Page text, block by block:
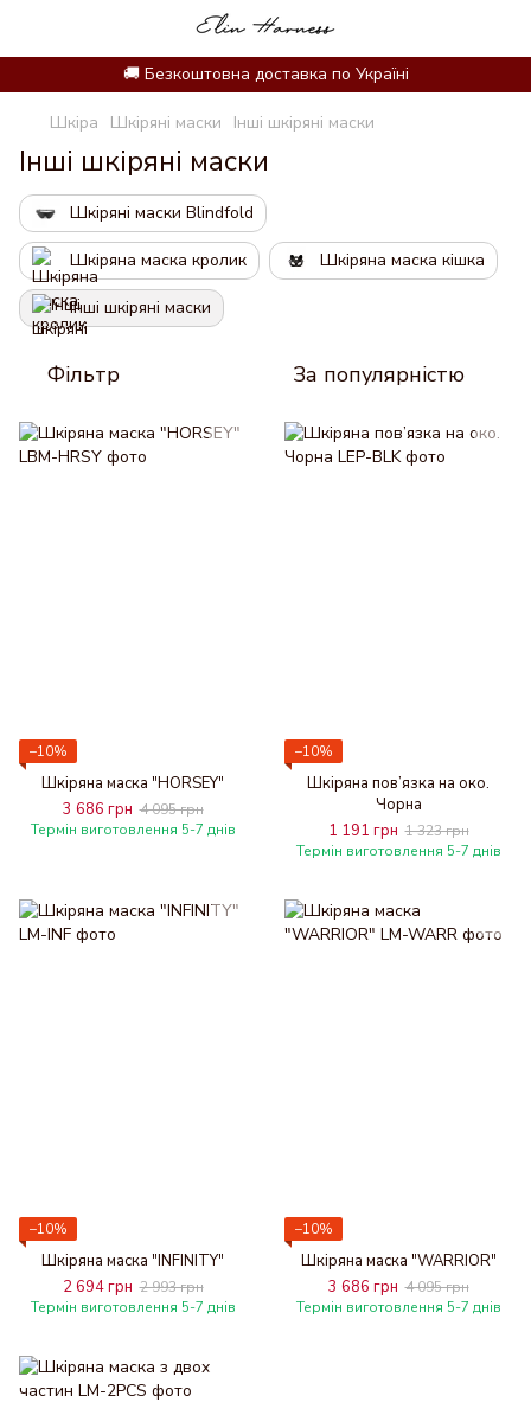
🚚 Безкоштовна доставка по Україні
Шкіра Шкіряні маски Інші шкіряні маски
Інші шкіряні маски
Шкіряні маски Blindfold
Шкіряна маска кролик Шкіряна маска кішка
Інші шкіряні маски
Фільтр За популярністю
−10%
Шкіряна маска "HORSEY"
3 686 грн 4 095 грн
Термін виготовлення 5-7 днів
−10%
Шкіряна пов’язка на око.
Чорна
1 191 грн 1 323 грн
Термін виготовлення 5-7 днів
−10%
Шкіряна маска "INFINITY"
2 694 грн 2 993 грн
Термін виготовлення 5-7 днів
−10%
Шкіряна маска "WARRIOR"
3 686 грн 4 095 грн
Термін виготовлення 5-7 днів